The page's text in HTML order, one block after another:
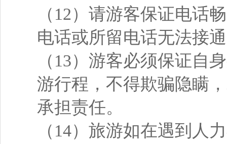
（12）请游客保证电话
电话或所留电话无法接
（13）游客必须保证自
游行程，不得欺骗隐瞒
承担责任。
（14）旅游如在遇到人